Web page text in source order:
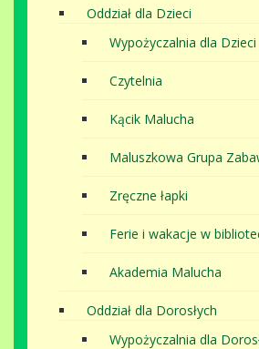
Oddział dla Dzieci
Wypożyczalnia dla Dzieci
Czytelnia
Kącik Malucha
Maluszkowa Grupa
Zręczne łapki
Ferie i wakacje w
Akademia Malucha
Oddział dla Dorosłych
Wypożyczalnia dla